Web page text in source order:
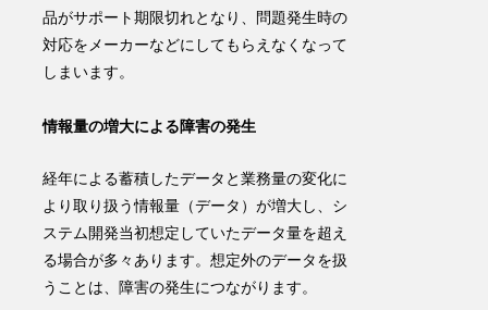
品がサポート期限切れとなり、問題発生時の
対応をメーカーなどにしてもらえなくなって
しまいます。
情報量の増大による障害の発生
経年による蓄積したデータと業務量の変化に
より取り扱う情報量（データ）が増大し、 シ
ステム開発当初想定していたデータ量を超え
る場合が多々あります。想定外のデータを扱
うことは、障害の発生につながります。